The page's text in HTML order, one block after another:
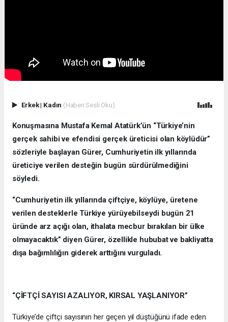
Erkek| Kadın (Haberi Sesli Oku)
Konuşmasına Mustafa Kemal Atatürk’ün “Türkiye’nin
gerçek sahibi ve efendisi gerçek üreticisi olan köylüdür”
sözleriyle başlayan Gürer, Cumhuriyetin ilk yıllarında
üreticiye verilen desteğin bugün sürdürülmediğini
söyledi.
“Cumhuriyetin ilk yıllarında çiftçiye, köylüye, üretene
verilen desteklerle Türkiye yürüyebilseydi bugün 21
üründe arz açığı olan, ithalata mecbur bırakılan bir ülke
olmayacaktık” diyen Gürer, özellikle hububat ve bakliyatta
dışa bağımlılığın giderek arttığını vurguladı.
“ÇİFTÇİ SAYISI AZALIYOR, KIRSAL YAŞLANIYOR”
Türkiye’de çiftçi sayısının her geçen yıl düştüğünü ifade eden